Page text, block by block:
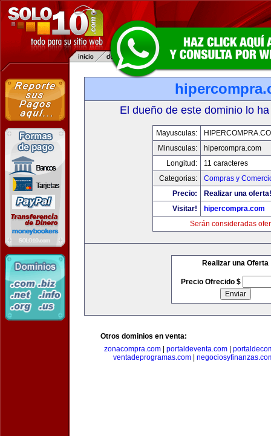
El dueño de este dominio lo
Mayusculas:
Minusculas:
hipercompra.com
Longitud:
11 caracteres
Categorias:
Compras y
Precio:
Realizar una oferta!
Visitar!
hipercompra.com
Serán consideradas
Realizar una Oferta
Precio Ofrecido $
Otros dominios en venta:
zonacompra.com| portaldeventa.com|
ventadeprogramas.com|